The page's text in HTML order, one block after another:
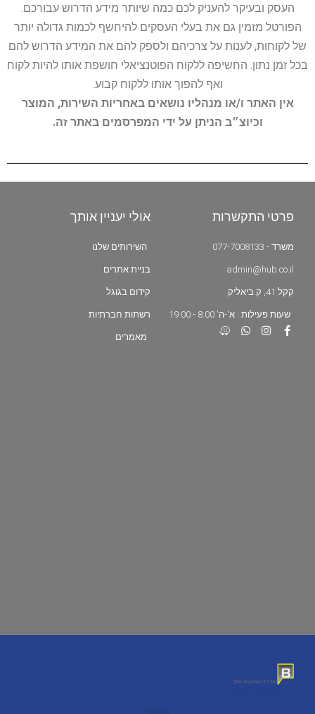
העסק ובעיקר להעניק לכם כמה שיותר מידע הדרוש עבורכם.
הפורטל מזמין גם את בעלי העסקים להיחשף לכמות גדולה יותר
של לקוחות, לענות על צרכיהם ולספק להם את המידע הדרוש להם
בכל זמן נתון. החשיפה ללקוח הפוטנציאלי חושפת אותו להיות לקוח
ואף להפוך אותו ללקוח קבוע.
אין האתר ו/או מנהליו נושאים באחריות השירות, המוצר
וכיוצ״ב הניתן על ידי המפרסמים באתר זה.
פרטי התקשרות
משרד - 077-7008133
admin@hub.co.il
קקל 41, ק.ביאליק
שעות פעילות : א'-ה' 8:00 - 19:00
אולי יעניין אותך
השירותים שלנו
בניית אתרים
קידום בגוגל
רשתות חברתיות
מאמרים